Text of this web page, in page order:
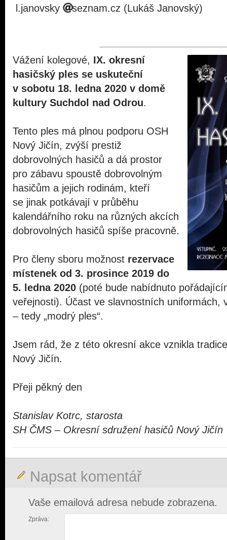
l.janovsky
seznam.cz (Lukáš Janovský)
Vážení kolegové, IX. okresní
hasičský ples se uskuteční
v sobotu 18. ledna 2020 v domě
kultury Suchdol nad Odrou.
Tento ples má plnou podporu OSH
Nový Jičín, zvýší prestiž
dobrovolných hasičů a dá prostor
pro zábavu spoustě dobrovolným
hasičům a jejich rodinám, kteří
se jinak potkávají v průběhu
kalendářního roku na různých akcích
dobrovolných hasičů spíše pracovně.
Pro členy sboru možnost rezervace
místenek od 3. prosince 2019 do
5. ledna 2020 (poté bude nabídnuto
veřejnosti). Účast ve slavnostních uniformách,
– tedy „modrý ples“.
Jsem rád, že z této okresní akce vznikla
Nový Jičín.
Přeji pěkný den
Stanislav Kotrc, starosta
SH ČMS – Okresní sdružení hasičů Nový Jičín
Napsat komentář
Vaše emailová adresa nebude zobrazena.
Zpráva: